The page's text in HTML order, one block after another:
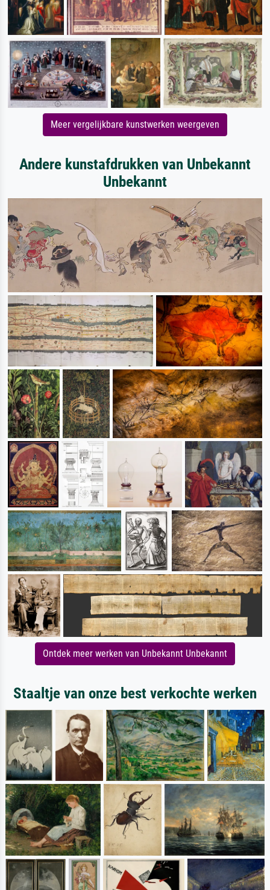
Meer vergelijkbare kunstwerken weergeven
Andere kunstafdrukken van Unbekannt
Unbekannt
Ontdek meer werken van Unbekannt Unbekannt
Staaltje van onze best verkochte werken